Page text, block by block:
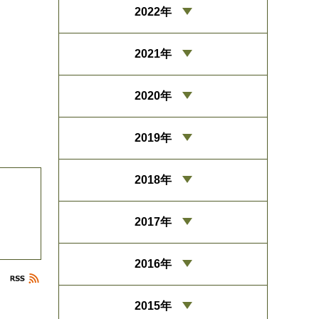
2022年
2021年
2020年
2019年
2018年
2017年
2016年
2015年